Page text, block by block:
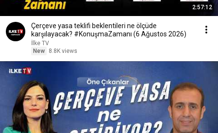
2:57:12
Çerçeve yasa teklifi beklentileri ne ölçüde
karşılayacak? #KonuşmaZamanı (6 Ağustos 2026)
İlke TV
New
8.8K views